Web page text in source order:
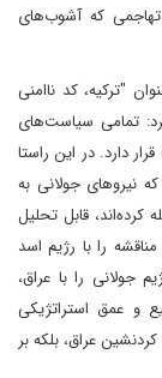
که آشوب‌های
تحت عنوان "ترکیه، کد ناامنی
تمامی سیاست‌های
دارد. در این راستا
نیروهای جولانی به
قابل تحلیل
را با رژیم اسد
جولانی را با عراق،
و عمق استراتژیکی
عراق، بلکه بر